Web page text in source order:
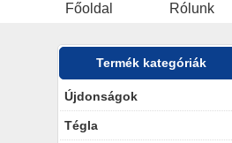
Főoldal Rólunk
Termék kategóriák
Újdonságok
Tégla